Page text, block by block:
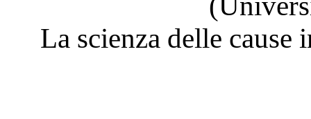
La scienza delle cause